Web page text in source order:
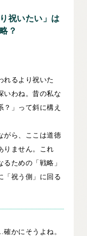
祝いたい」は
？
れるより祝いた
いわね。昔の私な
？」って斜に構え
がら、ここは道徳
りません。これ
ための「戦略」
「祝う側」に回る
かにそうよね。